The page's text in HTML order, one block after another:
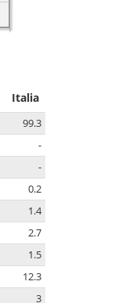
Italia
99.3
-
-
0.2
1.4
2.7
1.5
12.3
3